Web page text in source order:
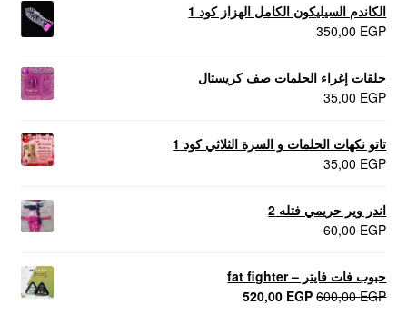
الكاندم السيليكون الكامل الهزاز كود 1
350,00 EGP
حلقات إغراء الحلمات صف كريستال
35,00 EGP
تاتو نكهات الحلمات و السرة الثلاثي كود 1
35,00 EGP
اندر وير حريمي فتله 2
60,00 EGP
حبوب فات فايتر – fat fighter
600,00EGP
السعر520,00 EGP
السعر